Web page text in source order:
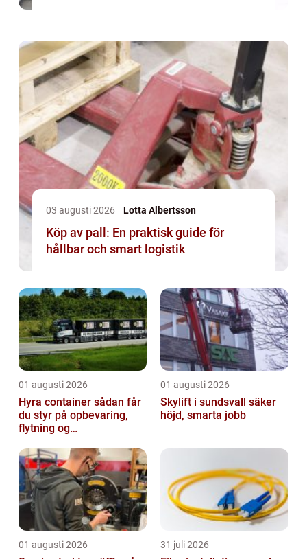
03 augusti 2026 Lotta Albertsson
Köp av pall: En praktisk guide för
hållbar och smart logistik
01 augusti 2026
Hyra container sådan får
du styr på opbevaring,
flytning og
01 augusti 2026
Skylift i sundsvall säker
höjd, smarta jobb
01 augusti 2026 31 juli 2026